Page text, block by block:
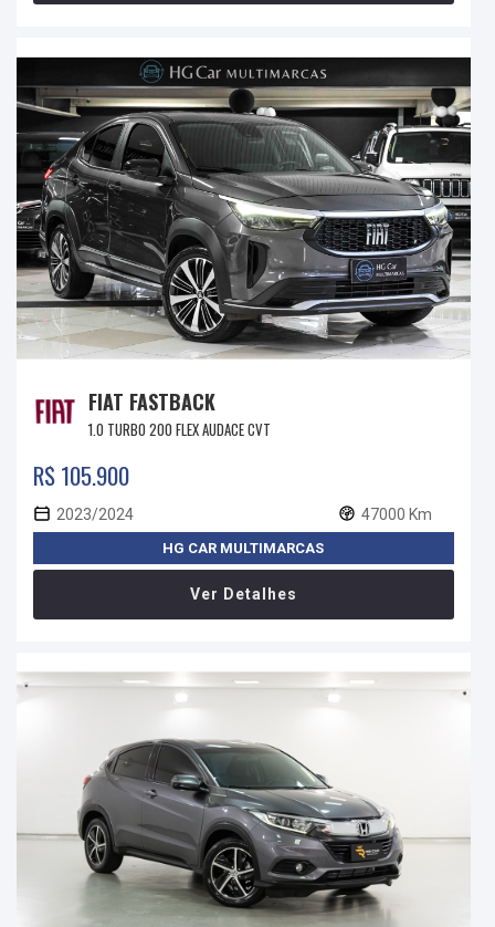
FIAT FASTBACK
1.0 TURBO 200 FLEX AUDACE CVT
R$ 105.900
2023/2024 47000 Km
HG CAR MULTIMARCAS
Ver Detalhes